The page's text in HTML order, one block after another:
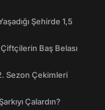
Şehirde 1,5
Baş Belası
Sezon Çekimleri
Çalardın?